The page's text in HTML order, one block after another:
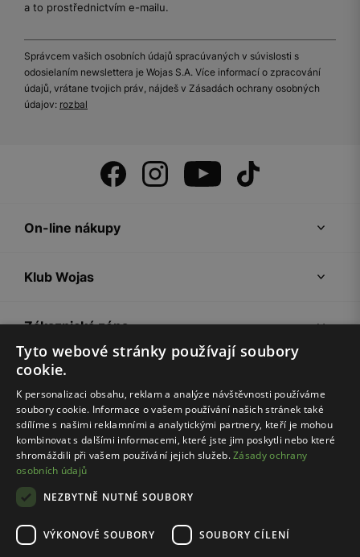
a to prostřednictvím e-mailu.
Správcem vašich osobních údajů spracúvaných v súvislosti s
odosielaním newslettera je Wojas S.A. Více informací o zpracování
údajů, vrátane tvojich práv, nájdeš v Zásadách ochrany osobných
údajov: rozbal
On-line nákupy
Klub Wojas
Zákaznická zóna
Společnost Wojas
Rady
Tyto webové stránky používají soubory
cookie.
K personalizaci obsahu, reklam a analýze návštěvnosti používáme
soubory cookie. Informace o vašem používání našich stránek také
sdílíme s našimi reklamními a analytickými partnery, kteří je mohou
kombinovat s dalšími informacemi, které jste jim poskytli nebo které
shromáždili při vašem používání jejich služeb.Zásady ochrany
osobních údajů
NEZBYTNĚ NUTNÉ SOUBORY
VÝKONOVÉ SOUBORY SOUBORY CÍLENÍ